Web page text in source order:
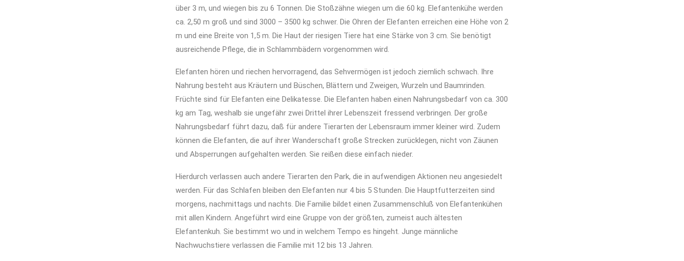
über 3 m, und wiegen bis zu 6 Tonnen. Die Stoßzähne wiegen um die 60 kg. Elefantenkühe werden
ca. 2,50 m groß und sind 3000 – 3500 kg schwer. Die Ohren der Elefanten erreichen eine Höhe von 2
m und eine Breite von 1,5 m. Die Haut der riesigen Tiere hat eine Stärke von 3 cm. Sie benötigt
ausreichende Pflege, die in Schlammbädern vorgenommen wird.
Elefanten hören und riechen hervorragend, das Sehvermögen ist jedoch ziemlich schwach. Ihre
Nahrung besteht aus Kräutern und Büschen, Blättern und Zweigen, Wurzeln und Baumrinden.
Früchte sind für Elefanten eine Delikatesse. Die Elefanten haben einen Nahrungsbedarf von ca. 300
kg am Tag, weshalb sie ungefähr zwei Drittel ihrer Lebenszeit fressend verbringen. Der große
Nahrungsbedarf führt dazu, daß für andere Tierarten der Lebensraum immer kleiner wird. Zudem
können die Elefanten, die auf ihrer Wanderschaft große Strecken zurücklegen, nicht von Zäunen
und Absperrungen aufgehalten werden. Sie reißen diese einfach nieder.
Hierdurch verlassen auch andere Tierarten den Park, die in aufwendigen Aktionen neu angesiedelt
werden. Für das Schlafen bleiben den Elefanten nur 4 bis 5 Stunden. Die Hauptfutterzeiten sind
morgens, nachmittags und nachts. Die Familie bildet einen Zusammenschluß von Elefantenkühen
mit allen Kindern. Angeführt wird eine Gruppe von der größten, zumeist auch ältesten
Elefantenkuh. Sie bestimmt wo und in welchem Tempo es hingeht. Junge männliche
Nachwuchstiere verlassen die Familie mit 12 bis 13 Jahren.